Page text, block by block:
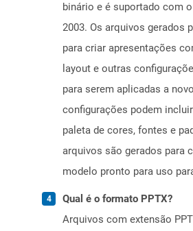
binário e é suportado com
2003. Os arquivos gerados
para criar apresentações
layout e outras
para serem aplicadas a
configurações podem
paleta de cores, fontes e
arquivos são gerados para
modelo pronto para uso
Qual é o formato PPTX?
Arquivos com extensão